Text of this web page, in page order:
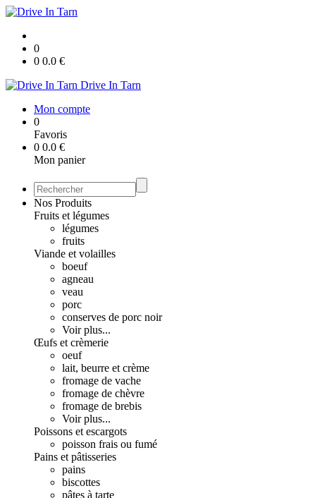
0
0 0.0 €
Drive In Tarn
Mon compte
0
Favoris
0 0.0 €
Mon panier
Nos Produits
Fruits et légumes
légumes
fruits
Viande et volailles
boeuf
agneau
veau
porc
conserves de porc noir
Voir plus...
Œufs et crèmerie
oeuf
lait, beurre et crème
fromage de vache
fromage de chèvre
fromage de brebis
Voir plus...
Poissons et escargots
poisson frais ou fumé
Pains et pâtisseries
pains
biscottes
pâtes à tarte